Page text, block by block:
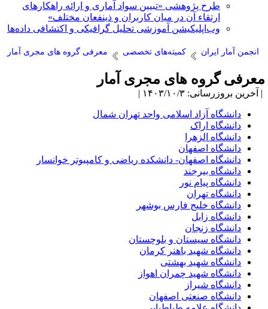
طرح پژوهشی «تبیین سواد آماری و ارائه راهکارهای
ارتقاء آن در میان کاربران و ذینفعان مختلف»
وب‌اپلیکیشن آموزشی تحلیل گرافیکی و اکتشافی داده‌ها
انجمن آمار ایران کمیته‌های تخصصی معرفی گروه های مجری آمار
گروه های مجری آمار
بروزرسانی: ۱۴۰۳/۱۰/۳ |
دانشگاه آزاد اسلامی واحد تهران شمال
دانشگاه اراک
دانشگاه الزهرا
دانشگاه اصفهان
دانشگاه اصفهان- دانشکده ریاضی و کامپیوتر خوانسار
دانشگاه بیرجند
دانشگاه پیام نور
دانشگاه تهران
دانشگاه خلیج فارس بوشهر
دانشگاه زابل
دانشگاه زنجان
دانشگاه سیستان و بلوچستان
دانشگاه شهید باهنر کرمان
دانشگاه شهید بهشتی
دانشگاه شهید چمران اهواز
دانشگاه شیراز
دانشگاه صنعتی اصفهان